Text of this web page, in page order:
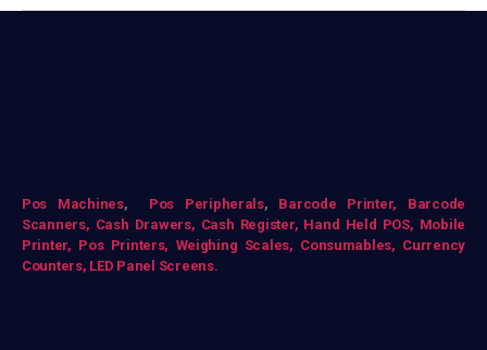
Pos Mac hines, Pos Peripherals, Barcode Printer,
Barcode
Scanners, Cash Drawers, Cash Register, Hand Held POS, Mobile
Printer, Pos Printers, Weighing Scales, Consumables, Currency
Counters, LED Panel Screens.